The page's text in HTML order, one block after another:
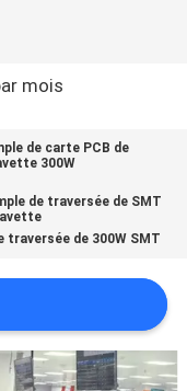
mois
de carte PCB de
300W
de traversée de SMT
traversée de 300W SMT